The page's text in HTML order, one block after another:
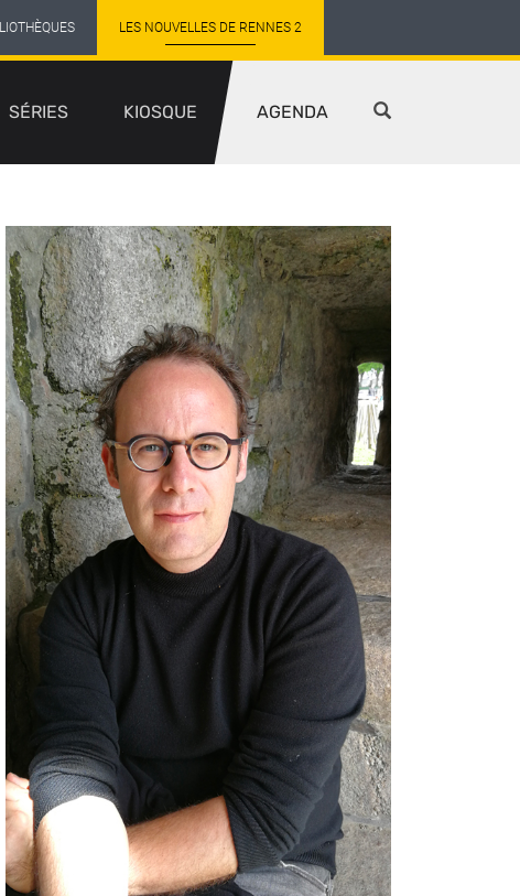
LES NOUVELLES DE RENNES 2
SÉRIES KIOSQUE AGENDA
Image
du
contributeur